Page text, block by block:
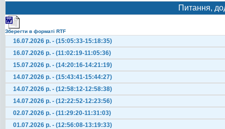
Питання,
Зберегти в форматі RTF
16.07.2026 р. - (15:05:33-15:18:35)
16.07.2026 р. - (11:02:19-11:05:36)
15.07.2026 р. - (14:20:16-14:21:19)
14.07.2026 р. - (15:43:41-15:44:27)
14.07.2026 р. - (12:58:12-12:58:38)
14.07.2026 р. - (12:22:52-12:23:56)
02.07.2026 р. - (11:29:20-11:31:03)
01.07.2026 р. - (12:56:08-13:19:33)